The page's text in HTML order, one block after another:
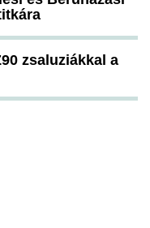
zsaluziákkal a